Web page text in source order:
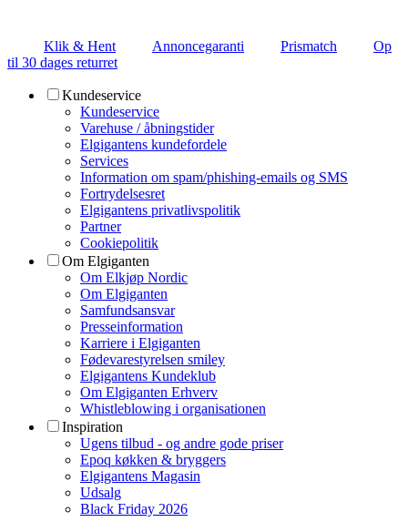
Klik & Hent Annoncegaranti Prismatch
Op
til 30 dages returret
Kundeservice
Kundeservice
Varehuse / åbningstider
Elgigantens kundefordele
Services
Information om spam/phishing-emails og SMS
Fortrydelsesret
Elgigantens privatlivspolitik
Partner
Cookiepolitik
Om Elgiganten
Om Elkjøp Nordic
Om Elgiganten
Samfundsansvar
Presseinformation
Karriere i Elgiganten
Fødevarestyrelsen smiley
Elgigantens Kundeklub
Om Elgiganten Erhverv
Whistleblowing i organisationen
Inspiration
Ugens tilbud - og andre gode priser
Epoq køkken & bryggers
Elgigantens Magasin
Udsalg
Black Friday 2026